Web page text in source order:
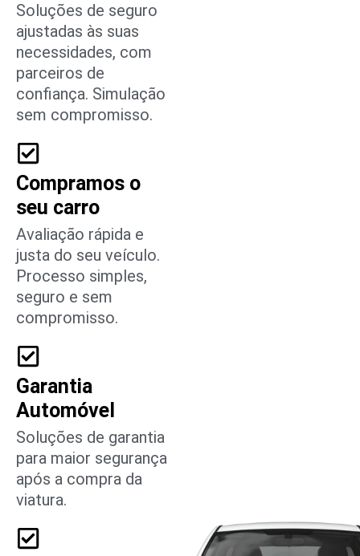
Soluções de seguro
ajustadas às suas
necessidades, com
parceiros de
confiança. Simulação
sem compromisso.
Compramos o
seu carro
Avaliação rápida e
justa do seu veículo.
Processo simples,
seguro e sem
compromisso.
Garantia
Automóvel
Soluções de garantia
para maior segurança
após a compra da
viatura.